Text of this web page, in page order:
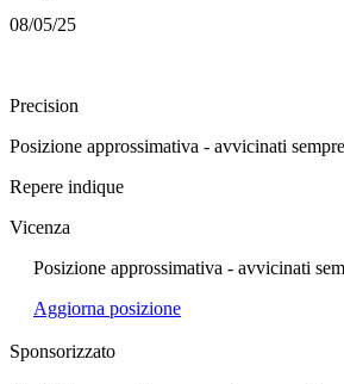
08/05/25
Precision
Posizione approssimativa - avvicinati
Repere indique
Vicenza
Posizione approssimativa - avvicinati
Aggiorna posizione
Sponsorizzato